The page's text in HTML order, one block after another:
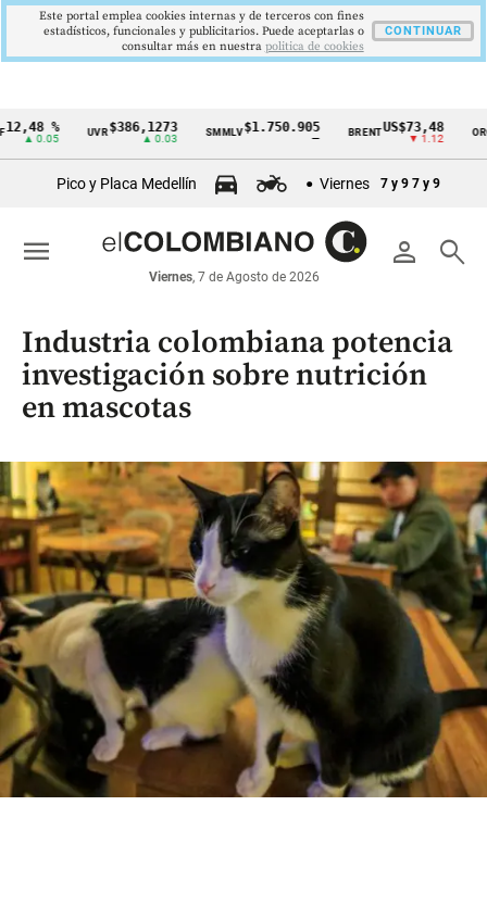
Cintillo
económicos
Colombia
%
▲ 0.05
UVR$386,1273
▲ 0.03
SMMLV$1.750.905 BRENTUS$73,48
▼ 1.12
ORO
Pico y Placa Medellín Viernes 7 y 9 7 y 9
person search
Viernes, 7 de Agosto de 2026
menu
Industria colombiana potencia
investigación sobre nutrición
en mascotas
Este portal emplea cookies internas y de terceros con fines
estadísticos, funcionales y publicitarios. Puede aceptarlas o
consultar más en nuestra politica de cookies
CONTINUAR